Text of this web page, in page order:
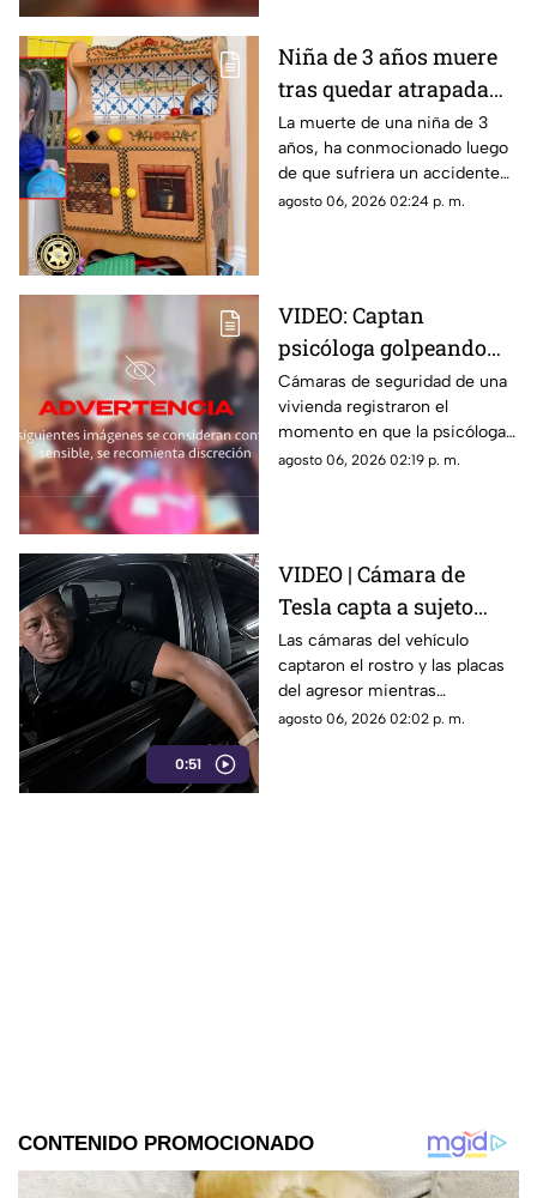
Niña de 3 años muere
tras quedar atrapada
en cocina de juguete
La muerte de una niña de 3
años, ha conmocionado luego
de que sufriera un accidente
doméstico con una cocina de
agosto 06, 2026 02:24 p. m.
VIDEO: Captan
psicóloga golpeando
brutalmente a niño
INDEFENSO con
autismo y epilepsia
Cámaras de seguridad de una
vivienda registraron el
momento en que la psicóloga
agredió físicamente a un niño
agosto 06, 2026 02:19 p. m.
0:51
VIDEO | Cámara de
Tesla capta a sujeto
rayando el auto en
estacionamiento
Las cámaras del vehículo
captaron el rostro y las placas
del agresor mientras
vandalizaba la pintura. Esto
agosto 06, 2026 02:02 p. m.